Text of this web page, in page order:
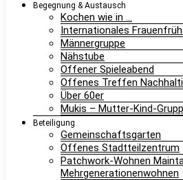
Begegnung & Austausch
Kochen wie in …
Internationales
Männergruppe
Nähstube
Offener Spieleabend
Offenes Treffen
Über 60er
Mukis – Mutter-Kind-
Beteiligung
Gemeinschaftsgarten
Offenes Stadtteilzentrum
Patchwork-Wohnen
Mehrgenerationenwohnen